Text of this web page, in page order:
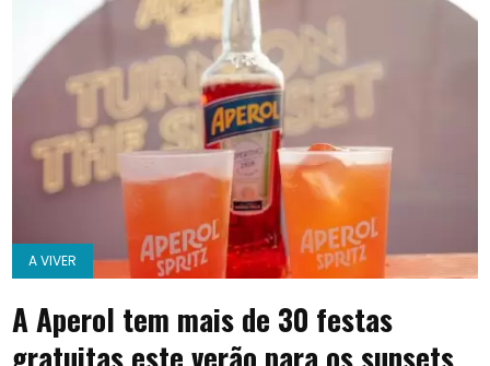
A VIVER
A Aperol tem mais de 30 festas
gratuitas este verão para os sunsets